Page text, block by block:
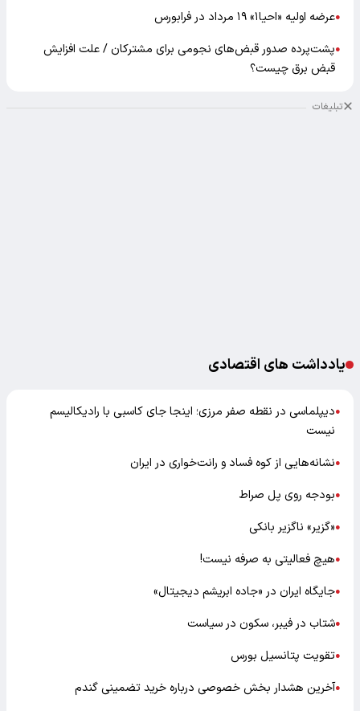
●عرضه اولیه «احیا۱» ۱۹ مرداد در فرابورس
●پشت‌پرده صدور قبض‌های نجومی برای مشترکان / علت افزایش
قبض برق چیست؟
تبلیغات
یادداشت های اقتصادی
●دیپلماسی در نقطه صفر مرزی؛ اینجا جای کاسبی با رادیکالیسم
نیست
●نشانه‌هایی از کوه فساد و رانت‌خواری در ایران
●بودجه روی پل صراط
●«گزیر» ناگزیر بانکی
●هیچ فعالیتی به صرفه نیست!
●جایگاه ایران در «جاده ابریشم دیجیتال»
●شتاب در فیبر، سکون در سیاست
●تقویت پتانسیل بورس
●آخرین هشدار بخش خصوصی درباره خرید تضمینی گندم